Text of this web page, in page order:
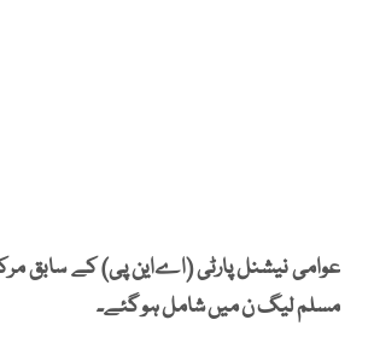
عوامی نیشنل پارٹی (اےاین پی) کے سابق
مسلم لیگ ن میں شامل ہو گئے۔